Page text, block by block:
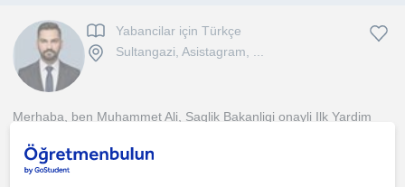
Yabancilar için Türkçe
Sultangazi, Asistagram, ...
Merhaba, ben Muhammet Ali, Saglik Bakanligi onayli Ilk Yardim